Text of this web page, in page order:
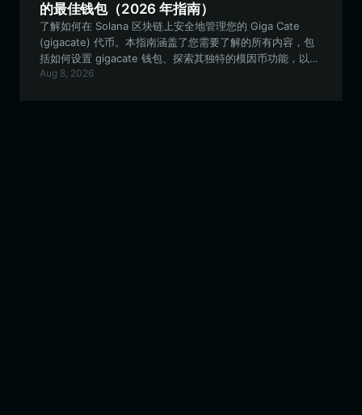
的最佳钱包（2026 年指南）
了解如何在 Solana 区块链上安全地管理您的 Giga Cate
(gigacate) 代币。本指南涵盖了您需要了解的所有内容，包
括如何设置 gigacate 钱包、探索其独特的模因币功能，以及
为什么 Bitget Wallet 是 Solana 爱好者的首选。
Aug 8, 2026